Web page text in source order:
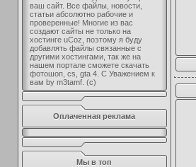
ваш сайт. Все файлы, новости,
статьи абсолютно рабочие и
проверенные! Многие из вас
создают сайты не только на
хостинге uCoz, поэтому я буду
добавлять файлы связанные с
другими хостингами, так же на
нашем портале сможете скачать
фотошоп, cs, gta 4. С Уважением к
вам by m3tamf. (с)
Оплаченная реклама
Мы в топ